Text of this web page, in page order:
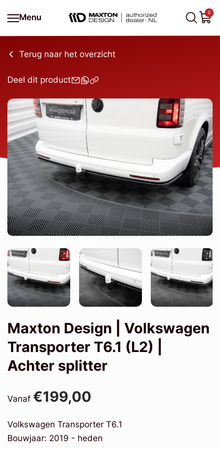
Menu
0
Terug naar het overzicht
Deel dit product
Maxton Design | Volkswagen
Transporter T6.1 (L2) |
Achter splitter
Vanaf €199,00
Volkswagen Transporter T6.1
Bouwjaar: 2019 - heden